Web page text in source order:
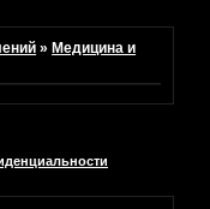
» Медицина и